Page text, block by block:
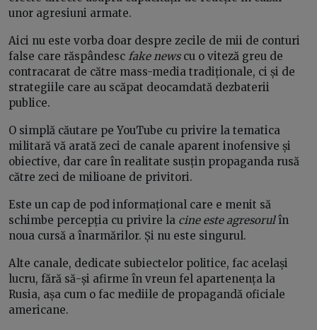
unor agresiuni armate.
Aici nu este vorba doar despre zecile de mii de conturi
false care răspândesc fake newscu o viteză greu de
contracarat de către mass-media tradiționale, ci și de
strategiile care au scăpat deocamdată dezbaterii
publice.
O simplă căutare pe YouTube cu privire la tematica
militară vă arată zeci de canale aparent inofensive și
obiective, dar care în realitate susțin propaganda rusă
către zeci de milioane de privitori.
Este un cap de pod informațional care e menit să
schimbe percepția cu privire la cine este agresorulîn
noua cursă a înarmărilor. Și nu este singurul.
Alte canale, dedicate subiectelor politice, fac același
lucru, fără să-și afirme în vreun fel apartenența la
Rusia, așa cum o fac mediile de propagandă oficiale
americane.